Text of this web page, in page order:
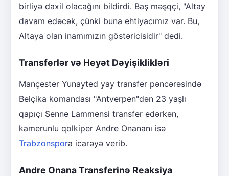
birliyə daxil olacağını bildirdi. Baş məşqçi, "Altay
davam edəcək, çünki buna ehtiyacımız var. Bu,
Altaya olan inamımızın göstəricisidir" dedi.
Transferlər və Heyət Dəyişiklikləri
Mançester Yunayted yay transfer pəncərəsində
Belçika komandası "Antverpen"dən 23 yaşlı
qapıçı Senne Lammensi transfer edərkən,
kamerunlu qolkiper Andre Onananı isə
Trabzonspora icarəyə verib.
Andre Onana Transferinə Reaksiya